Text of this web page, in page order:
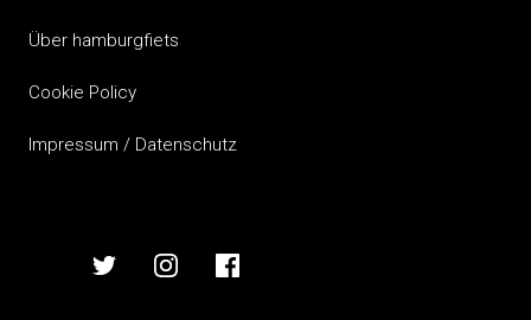
Über hamburgfiets
Cookie Policy
Impressum / Datenschutz
hamburgfietshamburgfiets
auf
hamburgfiets
auf
hamburgfiets
auf